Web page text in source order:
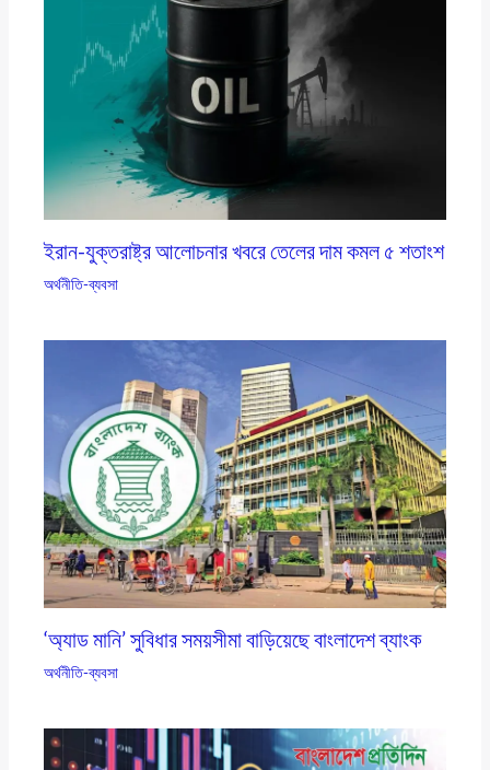
ইরান-যুক্তরাষ্ট্র আলোচনার খবরে তেলের দাম কমল ৫ শতাংশ
অর্থনীতি-ব্যবসা
‘অ্যাড মানি’ সুবিধার সময়সীমা বাড়িয়েছে বাংলাদেশ ব্যাংক
অর্থনীতি-ব্যবসা